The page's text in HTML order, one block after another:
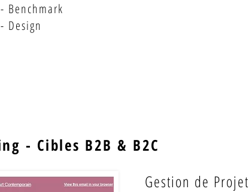
- Benchmark
- Design
- Cibles B2B & B2C
Gestion de Projet